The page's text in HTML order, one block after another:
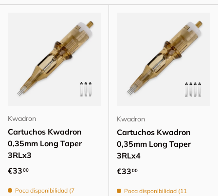
Kwadron
Cartuchos Kwadron
0,35mm Long Taper
3RLx3
Precio normal
€3300
Poca disponibilidad (7
Kwadron
Cartuchos Kwadron
0,35mm Long Taper
3RLx4
Precio normal
€3300
Poca disponibilidad (11